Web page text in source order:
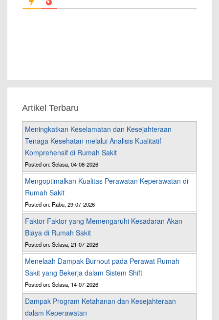
Artikel Terbaru
Meningkatkan Keselamatan dan Kesejahteraan
Tenaga Kesehatan melalui Analisis Kualitatif
Komprehensif di Rumah Sakit
Posted on: Selasa, 04-08-2026
Mengoptimalkan Kualitas Perawatan Keperawatan di
Rumah Sakit
Posted on: Rabu, 29-07-2026
Faktor-Faktor yang Memengaruhi Kesadaran Akan
Biaya di Rumah Sakit
Posted on: Selasa, 21-07-2026
Menelaah Dampak Burnout pada Perawat Rumah
Sakit yang Bekerja dalam Sistem Shift
Posted on: Selasa, 14-07-2026
Dampak Program Ketahanan dan Kesejahteraan
dalam Keperawatan